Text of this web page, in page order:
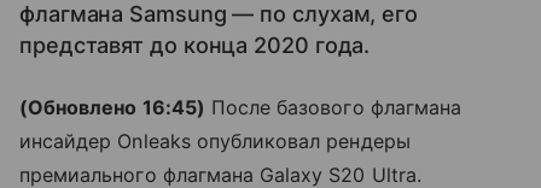
флагмана Samsung — по слухам, его
представят до конца 2020 года.
(Обновлено 16:45) После базового флагмана
инсайдер Onleaks опубликовал рендеры
премиального флагмана Galaxy S20 Ultra.